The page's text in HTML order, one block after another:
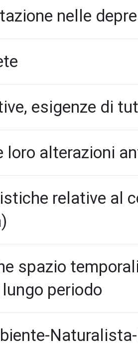
nelle
esigenze di
loro alterazioni
relative al
spazio
periodo